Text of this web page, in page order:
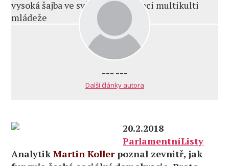
--- ---
Další články autora
20.2.2018
ParlamentníListy
AnalytikMartin Kollerpoznal zevnitř, jak